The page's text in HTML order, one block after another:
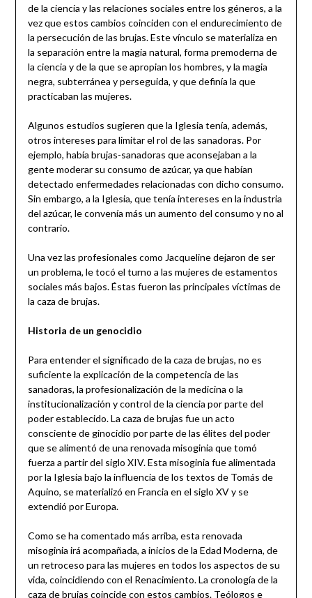
de la ciencia y las relaciones sociales entre los géneros, a la
vez que estos cambios coinciden con el endurecimiento de
la persecución de las brujas. Este vínculo se materializa en
la separación entre la magia natural, forma premoderna de
la ciencia y de la que se apropian los hombres, y la magia
negra, subterránea y perseguida, y que definía la que
practicaban las mujeres.
Algunos estudios sugieren que la Iglesia tenía, además,
otros intereses para limitar el rol de las sanadoras. Por
ejemplo, había brujas-sanadoras que aconsejaban a la
gente moderar su consumo de azúcar, ya que habían
detectado enfermedades relacionadas con dicho consumo.
Sin embargo, a la Iglesia, que tenía intereses en la industria
del azúcar, le convenía más un aumento del consumo y no al
contrario.
Una vez las profesionales como Jacqueline dejaron de ser
un problema, le tocó el turno a las mujeres de estamentos
sociales más bajos. Éstas fueron las principales víctimas de
la caza de brujas.
Historia de un genocidio
Para entender el significado de la caza de brujas, no es
suficiente la explicación de la competencia de las
sanadoras, la profesionalización de la medicina o la
institucionalización y control de la ciencia por parte del
poder establecido. La caza de brujas fue un acto
consciente de ginocidio por parte de las élites del poder
que se alimentó de una renovada misoginia que tomó
fuerza a partir del siglo XIV. Esta misoginia fue alimentada
por la Iglesia bajo la influencia de los textos de Tomás de
Aquino, se materializó en Francia en el siglo XV y se
extendió por Europa.
Como se ha comentado más arriba, esta renovada
misoginia irá acompañada, a inicios de la Edad Moderna, de
un retroceso para las mujeres en todos los aspectos de su
vida, coincidiendo con el Renacimiento. La cronología de la
caza de brujas coincide con estos cambios. Teólogos e